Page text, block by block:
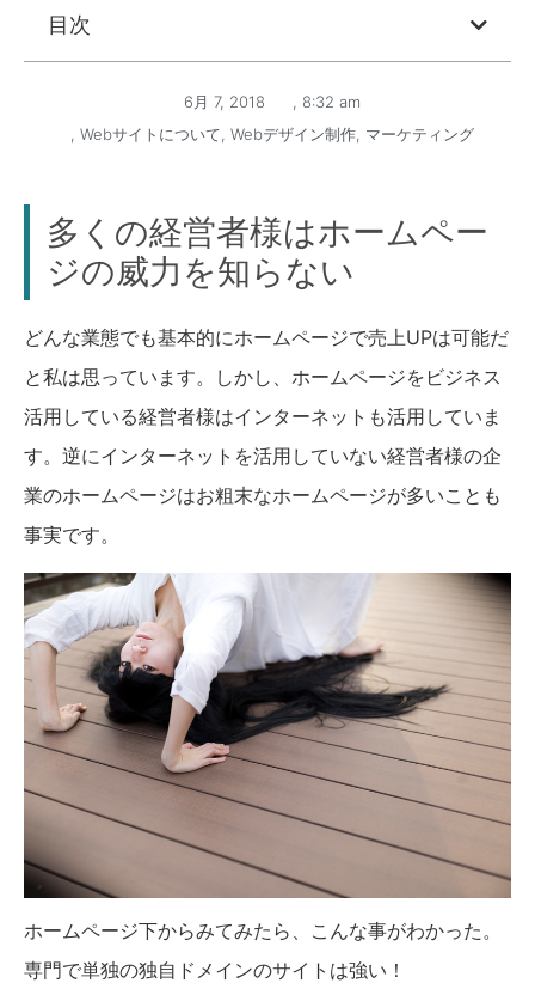
目次
6月 7, 2018 , 8:32 am
, Webサイトについて, Webデザイン制作, マーケティング
多くの経営者様はホームペー
ジの威力を知らない
どんな業態でも基本的にホームページで売上UPは可能だ
と私は思っています。しかし、ホームページをビジネス
活用している経営者様はインターネットも活用していま
す。逆にインターネットを活用していない経営者様の企
業のホームページはお粗末なホームページが多いことも
事実です。
ホームページ下からみてみたら、こんな事がわかった。
専門で単独の独自ドメインのサイトは強い！